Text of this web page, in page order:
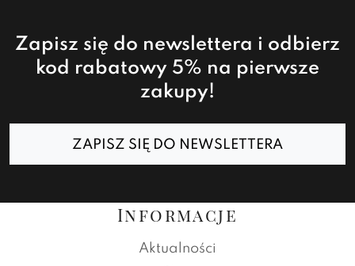
Zapisz się do newslettera i odbierz
kod rabatowy 5% na pierwsze
zakupy!
ZAPISZ SIĘ DO NEWSLETTERA
Informacje
Aktualności